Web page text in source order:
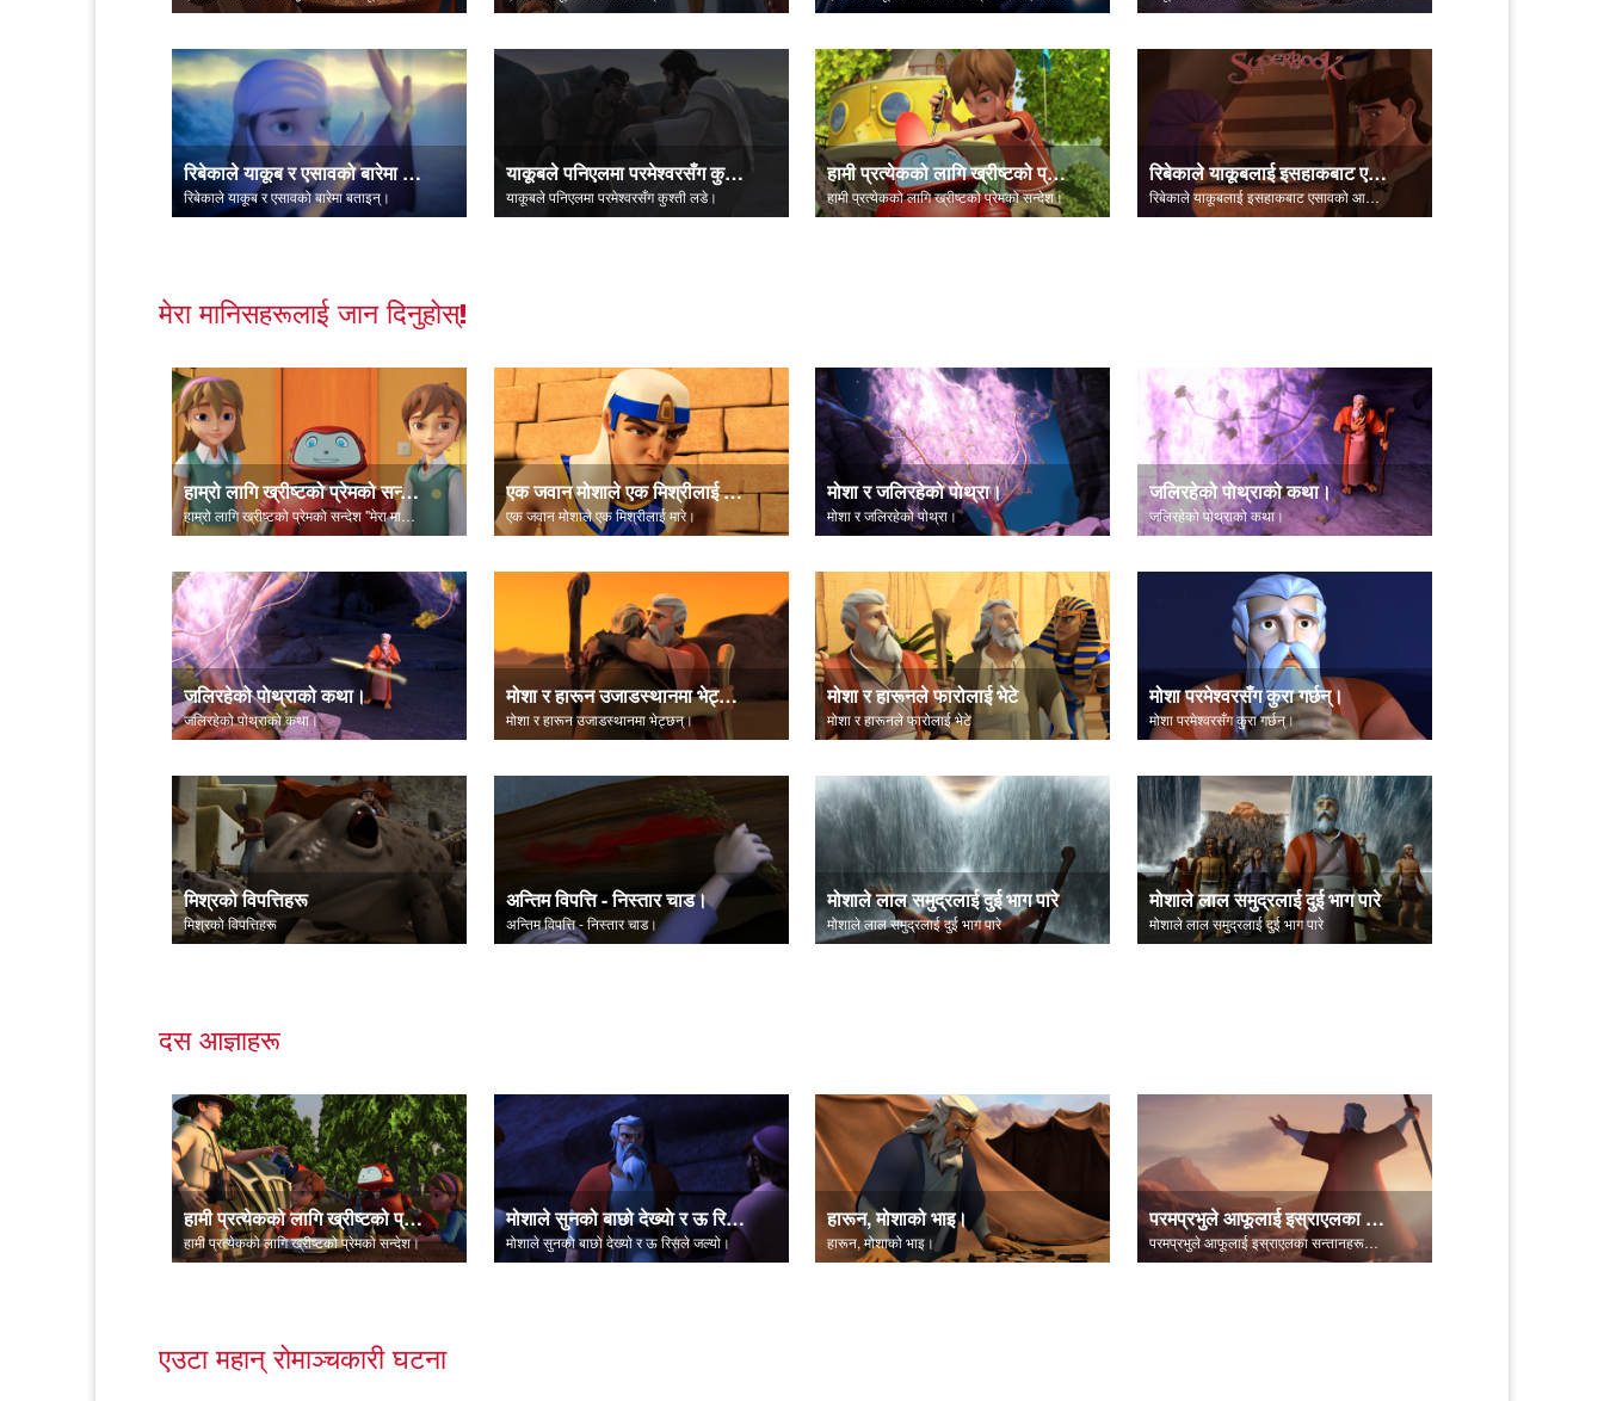
रिबेकाले याकूब र एसावको बारेमा बताइन्।
रिबेकाले याकूब र एसावको बारेमा बताइन्।
याकूबले पनिएलमा परमेश्वरसँग कुश्ती लडे।
याकूबले पनिएलमा परमेश्वरसँग कुश्ती लडे।
हामी प्रत्येकको लागि ख्रीष्टको प्रेमको सन्देश।
हामी प्रत्येकको लागि ख्रीष्टको प्रेमको सन्देश।
रिबेकाले याकूबलाई इसहाकबाट एसावको आशिष् चोर्न भनिन्।
रिबेकाले याकूबलाई इसहाकबाट एसावको आशिष् चोर्न भनिन्।
मेरा मानिसहरूलाई जान दिनुहोस्!
हाम्रो लागि ख्रीष्टको प्रेमको सन्देश "मेरा मानिसहरूलाई जान दिनुहोस्!" मा सेट गरियो।
हाम्रो लागि ख्रीष्टको प्रेमको सन्देश "मेरा मानिसहरूलाई जान दिनुहोस्!" मा सेट गरियो।
एक जवान मोशाले एक मिश्रीलाई मारे।
एक जवान मोशाले एक मिश्रीलाई मारे।
मोशा र जलिरहेको पाेथ्रा।
मोशा र जलिरहेको पाेथ्रा।
जलिरहेको पाेथ्राको कथा।
जलिरहेको पाेथ्राको कथा।
जलिरहेको पाेथ्राको कथा।
जलिरहेको पाेथ्राको कथा।
मोशा र हारून उजाडस्थानमा भेट्छन्।
मोशा र हारून उजाडस्थानमा भेट्छन्।
मोशा र हारूनले फारोलाई भेटे
मोशा र हारूनले फारोलाई भेटे
मोशा परमेश्वरसँग कुरा गर्छन्।
मोशा परमेश्वरसँग कुरा गर्छन्।
मिश्रको विपत्तिहरू
मिश्रको विपत्तिहरू
अन्तिम विपत्ति - निस्तार चाड।
अन्तिम विपत्ति - निस्तार चाड।
मोशाले लाल समुद्रलाई दुई भाग पारे
मोशाले लाल समुद्रलाई दुई भाग पारे
मोशाले लाल समुद्रलाई दुई भाग पारे
मोशाले लाल समुद्रलाई दुई भाग पारे
दस आज्ञाहरू
हामी प्रत्येकको लागि ख्रीष्टको प्रेमको सन्देश।
हामी प्रत्येकको लागि ख्रीष्टको प्रेमको सन्देश।
मोशाले सुनको बाछो देख्याे र ऊ रिसले जल्यो।
मोशाले सुनको बाछो देख्याे र ऊ रिसले जल्यो।
हारून, मोशाको भाइ।
हारून, मोशाको भाइ।
परमप्रभुले आफूलाई इस्राएलका सन्तानहरूलाई प्रकट गर्नुहुन्छ।
परमप्रभुले आफूलाई इस्राएलका सन्तानहरूलाई प्रकट गर्नुहुन्छ।
एउटा महान् रोमाञ्चकारी घटना